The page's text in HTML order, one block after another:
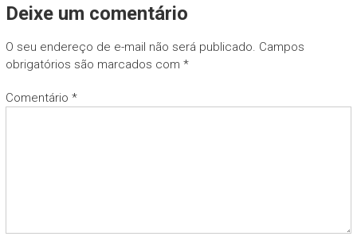
Deixe um comentário
O seu endereço de e-mail não será publicado. Campos
obrigatórios são marcados com *
Comentário *